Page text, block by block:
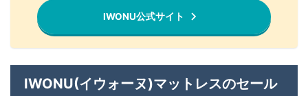
IWONU公式サイト
IWONU(イウォーヌ)マットレスのセール